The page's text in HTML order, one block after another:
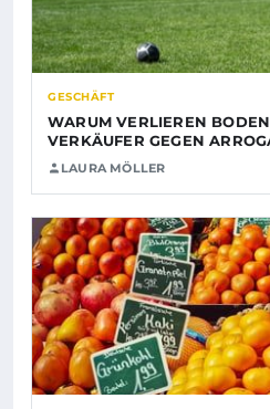
GESCHÄFT
WARUM VERLIEREN
VERKÄUFER GEGEN
LAURA MÖLLER